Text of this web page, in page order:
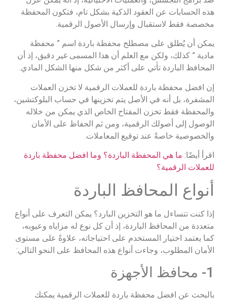
هذه الحسابات عن العقود الذكية بشكل تام، فتكون المحفظة
مخصصة فقط لاستقبال وإرسال الأصول الرقمية.
يمكن أن يُطلق على مصطلح محفظة باردة اسم ” محفظة
مادية ” كذلك، ولكن مع العلم أن هذا المسمى غير دقيق، إذ أن
المحافظ الباردة تأتي على أكثر من شكل منها الشكل المادي.
إن افضل محفظة باردة للعملات الرقمية لا تخزن العملات
المشفرة، بل أنه في الأصل يتم تخزينها في حساب البلوكتشين،
والمحفظة فقط تخزن المفتاح الخاص الذي يمكن من خلاله
الوصول إلى أصولك الرقمية، ومن ثم الحفاظ على الأمان
والخصوصية خاصةً عند توقيع المعاملات.
اقرأ أيضًا: ما هي المحفظة الباردة؟ وما افضل محفظة باردة
للعملات الرقمية؟
أنواع المحافظ الباردة
إذا كنت تتساءل ما هو التخزين البارد؟ يمكن التعرف على أنواع
متعددة من المحافظ الباردة، إذ أن كل نوع له مزاياه وعيوبه،
كما يعتمد اختيار المستخدم على احتياجاته، علاوةً على مستوى
الأمان المطلوب، وجاءت أنواع هذه المحافظ على النحو التالي:
1- محافظ الأجهزة
بالبحث عن افضل محفظة باردة للعملات الرقمية يمكنك